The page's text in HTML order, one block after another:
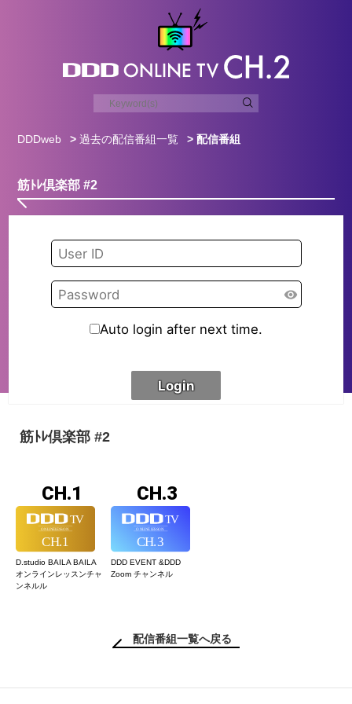
DDDweb >過去の配信番組一覧 > 配信番組
筋ﾄﾚ倶楽部 #2
筋ﾄﾚ倶楽部 #2
CH.1
D.studio BAILA BAILA
オンラインレッスンチャ
ンネルル
CH.3
DDD EVENT &DDD
Zoom チャンネル
配信番組一覧へ戻る